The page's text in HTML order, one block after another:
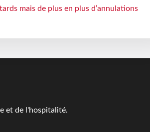
mais de plus en plus d’annulations
et de l'hospitalité.